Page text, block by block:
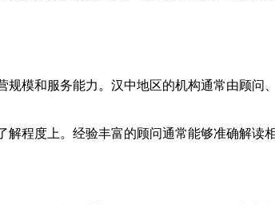
规模和服务能力。汉中地区的机构通常由顾
解程度上。经验丰富的顾问通常能够准确解